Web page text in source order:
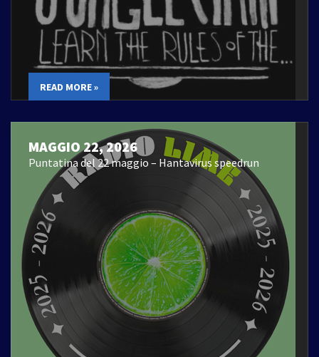
READ MORE »
MAGGIO 22, 2026
Puntatina del 22 maggio – Hantavirus speedrun